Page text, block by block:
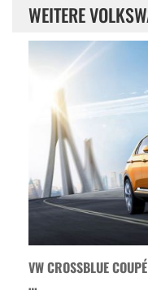
WEITERE
VW CROSSBLUE
…